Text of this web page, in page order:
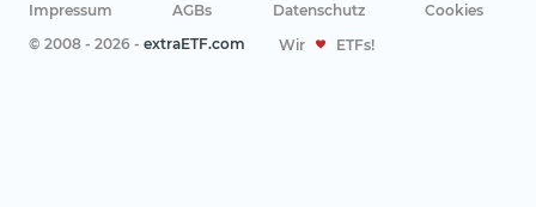
Impressum AGBs Datenschutz
Cookies
© 2008 - 2026 - extraETF.com Wir ETFs!